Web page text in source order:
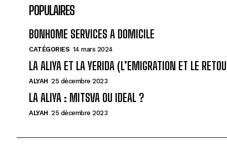
POPULAIRES
BONHOME SERVICES A DOMICILE
CATÉGORIES 14 mars 2024
LA ALIYA ET LA YERIDA (L’EMIGRATION ET LE
ALYAH 25 décembre 2023
LA ALIYA : MITSVA OU IDEAL ?
ALYAH 25 décembre 2023